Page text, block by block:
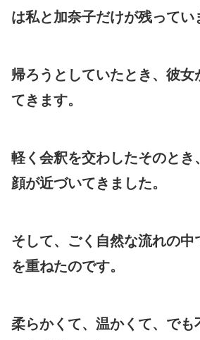
は私と加奈子だけが残ってい
帰ろうとしていたとき、彼女
てきます。
軽く会釈を交わしたそのとき
顔が近づいてきました。
そして、ごく自然な流れの中
を重ねたのです。
柔らかくて、温かくて、でも